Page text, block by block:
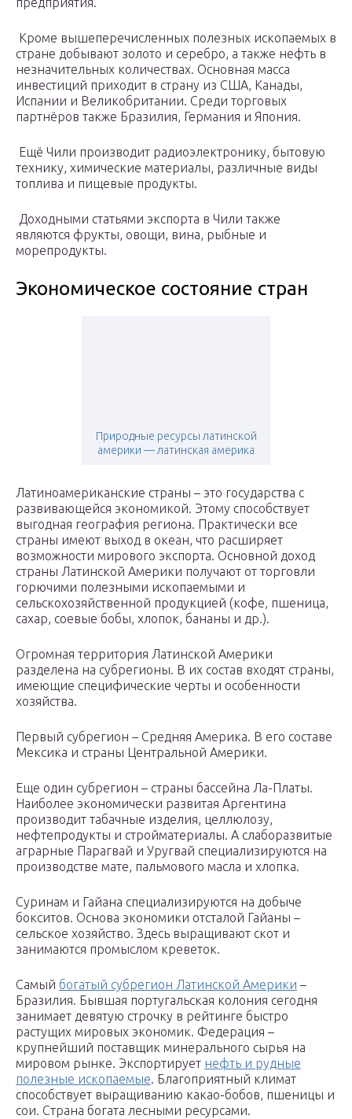
Кроме вышеперечисленных полезных ископаемых в
стране добывают золото и серебро, а также нефть в
незначительных количествах. Основная масса
инвестиций приходит в страну из США, Канады,
Испании и Великобритании. Среди торговых
партнёров также Бразилия, Германия и Япония.
Ещё Чили производит радиоэлектронику, бытовую
технику, химические материалы, различные виды
топлива и пищевые продукты.
Доходными статьями экспорта в Чили также
являются фрукты, овощи, вина, рыбные и
морепродукты.
Экономическое состояние стран
Природные ресурсы латинской
америки — латинская америка
Латиноамериканские страны – это государства с
развивающейся экономикой. Этому способствует
выгодная география региона. Практически все
страны имеют выход в океан, что расширяет
возможности мирового экспорта. Основной доход
страны Латинской Америки получают от торговли
горючими полезными ископаемыми и
сельскохозяйственной продукцией (кофе, пшеница,
сахар, соевые бобы, хлопок, бананы и др.).
Огромная территория Латинской Америки
разделена на субрегионы. В их состав входят страны,
имеющие специфические черты и особенности
хозяйства.
Первый субрегион – Средняя Америка. В его составе
Мексика и страны Центральной Америки.
Еще один субрегион – страны бассейна Ла-Платы.
Наиболее экономически развитая Аргентина
производит табачные изделия, целлюлозу,
нефтепродукты и стройматериалы. А слаборазвитые
аграрные Парагвай и Уругвай специализируются на
производстве мате, пальмового масла и хлопка.
Суринам и Гайана специализируются на добыче
бокситов. Основа экономики отсталой Гайаны –
сельское хозяйство. Здесь выращивают скот и
занимаются промыслом креветок.
Самый богатый субрегион Латинской Америки –
Бразилия. Бывшая португальская колония сегодня
занимает девятую строчку в рейтинге быстро
растущих мировых экономик. Федерация –
крупнейший поставщик минерального сырья на
мировом рынке. Экспортирует нефть и рудные
полезные ископаемые. Благоприятный климат
способствует выращиванию какао-бобов, пшеницы и
сои. Страна богата лесными ресурсами.